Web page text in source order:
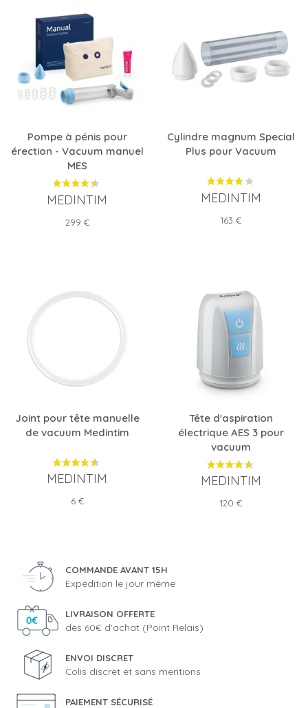
Pompe à pénis pour
érection - Vacuum manuel
MES
MEDINTIM
Prix
299 €
Cylindre magnum Special
Plus pour Vacuum
MEDINTIM
Prix
163 €
Joint pour tête manuelle
de vacuum Medintim
MEDINTIM
Prix
6 €
Tête d'aspiration
électrique AES 3 pour
vacuum
MEDINTIM
Prix
120 €
COMMANDE AVANT 15H
Expédition le jour même
LIVRAISON OFFERTE
dès 60€ d'achat (Point Relais)
ENVOI DISCRET
Colis discret et sans mentions
PAIEMENT SÉCURISÉ